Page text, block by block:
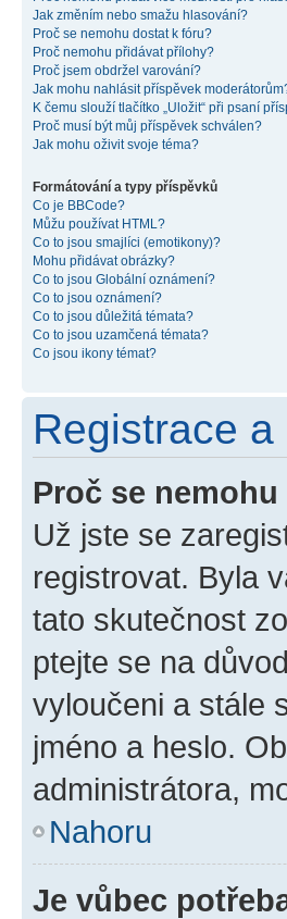
Jak změním nebo smažu hlasování?
Proč se nemohu dostat k fóru?
Proč nemohu přidávat přílohy?
Proč jsem obdržel varování?
Jak mohu nahlásit příspěvek
K čemu slouží tlačítko „Uložit“ při psaní
Proč musí být můj příspěvek schválen?
Jak mohu oživit svoje téma?
Formátování a typy příspěvků
Co je BBCode?
Můžu používat HTML?
Co to jsou smajlíci (emotikony)?
Mohu přidávat obrázky?
Co to jsou Globální oznámení?
Co to jsou oznámení?
Co to jsou důležitá témata?
Co to jsou uzamčená témata?
Co jsou ikony témat?
Registrace
Proč se
Už jste se
registrovat. Byla
tato skutečnost
ptejte se na
vyloučeni a stále
jméno a heslo.
administrátora,
Nahoru
Je vůbec